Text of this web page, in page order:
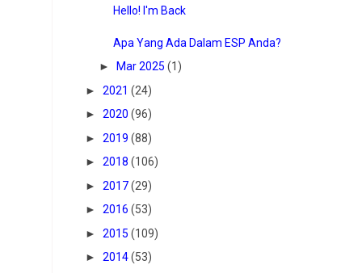
Hello! I'm Back
Apa Yang Ada Dalam ESP Anda?
►
Mar 2025 (1)
► 2021 (24)
► 2020 (96)
► 2019 (88)
► 2018 (106)
► 2017(29)
► 2016 (53)
► 2015 (109)
► 2014(53)